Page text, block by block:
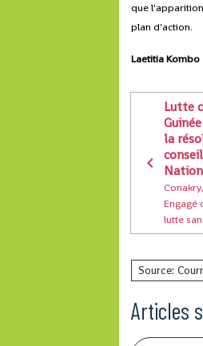
que
plan d'action.
Laetitia Kombo
Lutte
la
Engagé
lutte
Source:
Articles